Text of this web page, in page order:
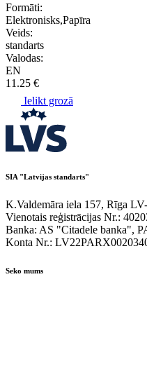
Formāti:
Elektronisks,Papīra
Veids:
standarts
Valodas:
EN
11.25 €
Ielikt grozā
SIA "Latvijas standarts"
K.Valdemāra iela 157, Rīga
Vienotais reģistrācijas Nr.:
Banka: AS "Citadele banka",
Konta Nr.:
Seko mums